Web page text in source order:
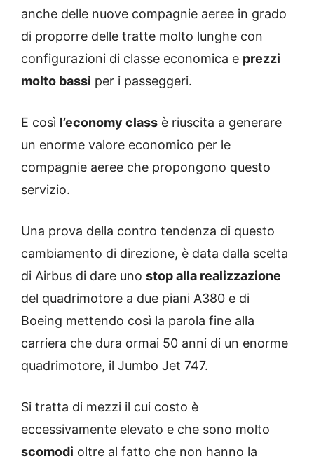
anche delle nuove compagnie aeree in grado
di proporre delle tratte molto lunghe con
configurazioni di classe economica e prezzi
molto bassi per i passeggeri.
E così l’economy class è riuscita a generare
un enorme valore economico per le
compagnie aeree che propongono questo
servizio.
Una prova della contro tendenza di questo
cambiamento di direzione, è data dalla scelta
di Airbus di dare uno stop alla realizzazione
del quadrimotore a due piani A380 e di
Boeing mettendo così la parola fine alla
carriera che dura ormai 50 anni di un enorme
quadrimotore, il Jumbo Jet 747.
Si tratta di mezzi il cui costo è
eccessivamente elevato e che sono molto
scomodi oltre al fatto che non hanno la